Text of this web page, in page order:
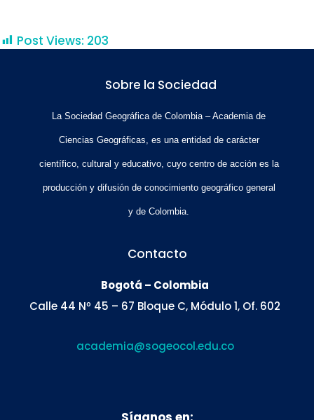
Post Views: 203
Sobre la Sociedad
La Sociedad Geográfica de Colombia – Academia de
Ciencias Geográficas, es una entidad de carácter
científico, cultural y educativo, cuyo centro de acción es la
producción y difusión de conocimiento geográfico general
y de Colombia.
Contacto
Bogotá – Colombia
Calle 44 Nº 45 – 67 Bloque C, Módulo 1, Of. 602
academia@sogeocol.edu.co